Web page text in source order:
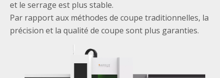
Carte avant mobile conception de mandrin avant, le
matériau de queue peut atteindre 50 mm.
Pour les conditions de coupe des tuyaux finis plus
longs, la force de tuyau soutien est plus raisonnable
et le serrage est plus stable.
Par rapport aux méthodes de coupe traditionnelles, la